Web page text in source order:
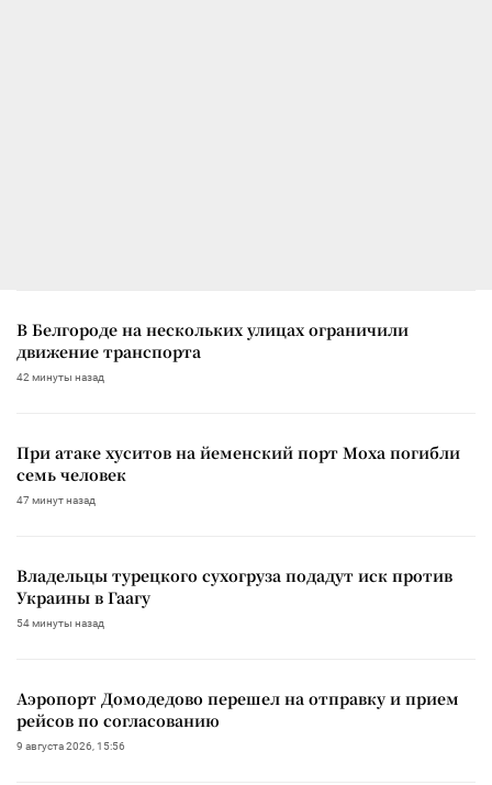
В Белгороде на нескольких улицах ограничили
движение транспорта
42 минуты назад
При атаке хуситов на йеменский порт Моха погибли
семь человек
47 минут назад
Владельцы турецкого сухогруза подадут иск против
Украины в Гаагу
54 минуты назад
Аэропорт Домодедово перешел на отправку и прием
рейсов по согласованию
9 августа 2026, 15:56